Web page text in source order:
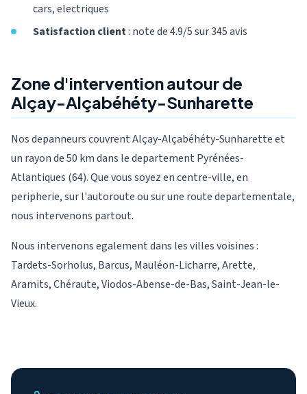
cars, electriques
Satisfaction client: note de 4.9/5 sur 345 avis
Zone d'intervention autour de
Alçay-Alçabéhéty-Sunharette
Nos depanneurs couvrent Alçay-Alçabéhéty-Sunharette et
un rayon de 50 km dans le departement Pyrénées-
Atlantiques (64). Que vous soyez en centre-ville, en
peripherie, sur l'autoroute ou sur une route departementale,
nous intervenons partout.
Nous intervenons egalement dans les villes voisines :
Tardets-Sorholus, Barcus, Mauléon-Licharre, Arette,
Aramits, Chéraute, Viodos-Abense-de-Bas, Saint-Jean-le-
Vieux.